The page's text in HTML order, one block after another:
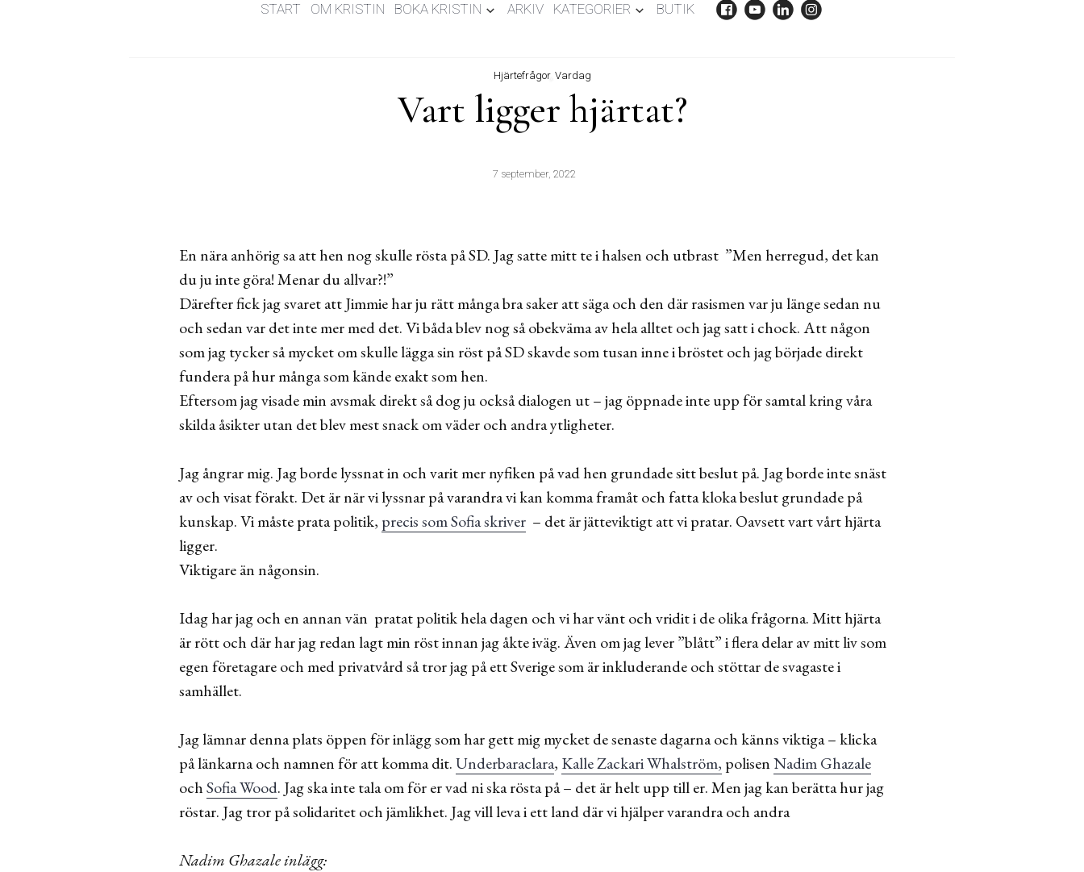
START OM KRISTIN BOKA KRISTIN ARKIV KATEGORIER BUTIK
Hjärtefrågor, Vardag
Vart ligger hjärtat?
7 september, 2022
En nära anhörig sa att hen nog skulle rösta på SD. Jag satte mitt te i halsen och utbrast ”Men herregud, det kan
du ju inte göra! Menar du allvar?!”
Därefter fick jag svaret att Jimmie har ju rätt många bra saker att säga och den där rasismen var ju länge sedan nu
och sedan var det inte mer med det. Vi båda blev nog så obekväma av hela alltet och jag satt i chock. Att någon
som jag tycker så mycket om skulle lägga sin röst på SD skavde som tusan inne i bröstet och jag började direkt
fundera på hur många som kände exakt som hen.
Eftersom jag visade min avsmak direkt så dog ju också dialogen ut – jag öppnade inte upp för samtal kring våra
skilda åsikter utan det blev mest snack om väder och andra ytligheter.
Jag ångrar mig. Jag borde lyssnat in och varit mer nyfiken på vad hen grundade sitt beslut på. Jag borde inte snäst
av och visat förakt. Det är när vi lyssnar på varandra vi kan komma framåt och fatta kloka beslut grundade på
kunskap. Vi måste prata politik, precis som Sofia skriver – det är jätteviktigt att vi pratar. Oavsett vart vårt hjärta
ligger.
Viktigare än någonsin.
Idag har jag och en annan vän pratat politik hela dagen och vi har vänt och vridit i de olika frågorna. Mitt hjärta
är rött och där har jag redan lagt min röst innan jag åkte iväg. Även om jag lever ”blått” i flera delar av mitt liv som
egen företagare och med privatvård så tror jag på ett Sverige som är inkluderande och stöttar de svagaste i
samhället.
Jag lämnar denna plats öppen för inlägg som har gett mig mycket de senaste dagarna och känns viktiga – klicka
på länkarna och namnen för att komma dit.Underbaraclara, Kalle Zackari Whalström, polisenNadim Ghazale
ochSofia Wood. Jag ska inte tala om för er vad ni ska rösta på – det är helt upp till er. Men jag kan berätta hur jag
röstar. Jag tror på solidaritet och jämlikhet. Jag vill leva i ett land där vi hjälper varandra och andra
Nadim Ghazale inlägg: